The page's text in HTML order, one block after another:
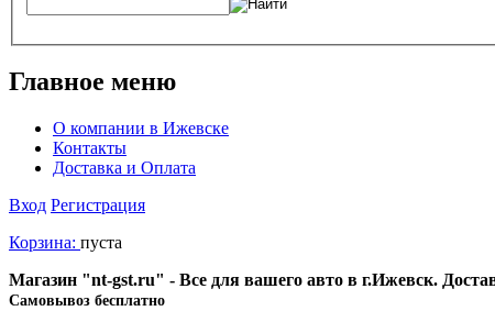
Главное меню
О компании в Ижевске
Контакты
Доставка и Оплата
Вход Регистрация
Корзина: пуста
Магазин "nt-gst.ru" - Все для вашего авто в г.Ижевск.
Cамовывоз бесплатно